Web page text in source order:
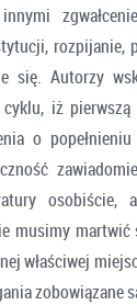
rozpijanie,
się. Autorzy
iż
o
osobiście,
musimy
właściwej
zobowiązane